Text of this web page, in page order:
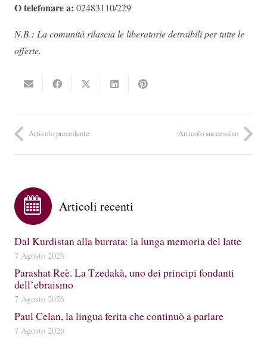
O telefonare a: 02483110/229
N.B.: La comunità rilascia le liberatorie detraibili per tutte le
offerte.
Articolo precedente Articolo successivo
Articoli recenti
Dal Kurdistan alla burrata: la lunga memoria del latte
7 Agosto 2026
Parashat Reè. La Tzedakà, uno dei principi fondanti
dell’ebraismo
7 Agosto 2026
Paul Celan, la lingua ferita che continuò a parlare
7 Agosto 2026